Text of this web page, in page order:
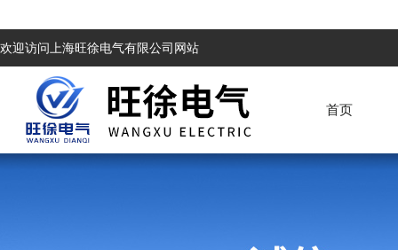
欢迎访问上海旺徐电气有限公司网站
首页